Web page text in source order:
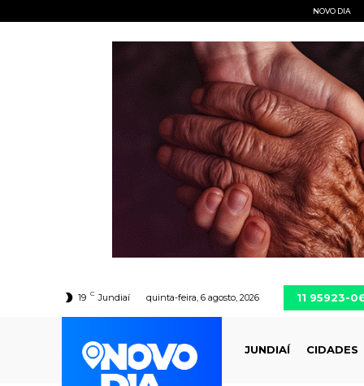
NOVO DIA
19 C Jundiaí quinta-feira, 6 agosto, 2026 11 95923-
JUNDIAÍ CIDADES